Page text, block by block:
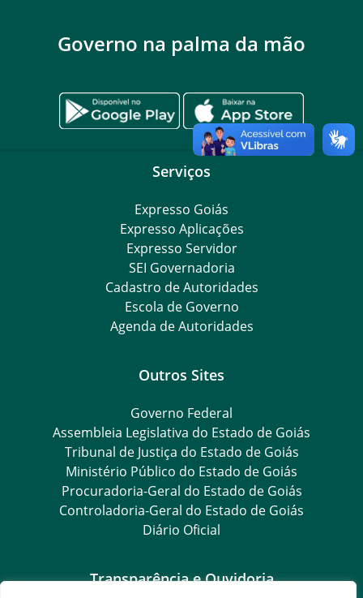
Governo na palma da mão
Serviços
Expresso Goiás
Expresso Aplicações
Expresso Servidor
SEI Governadoria
Cadastro de Autoridades
Escola de Governo
Agenda de Autoridades
Outros Sites
Governo Federal
Assembleia Legislativa do Estado de Goiás
Tribunal de Justiça do Estado de Goiás
Ministério Público do Estado de Goiás
Procuradoria-Geral do Estado de Goiás
Controladoria-Geral do Estado de Goiás
Diário Oficial
Transparência e Ouvidoria